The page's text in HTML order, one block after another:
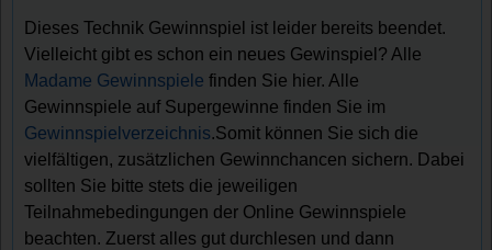
Dieses Technik Gewinnspiel ist leider bereits beendet.
Vielleicht gibt es schon ein neues Gewinspiel? Alle
Madame Gewinnspiele finden Sie hier. Alle
Gewinnspiele auf Supergewinne finden Sie im
Gewinnspielverzeichnis.Somit können Sie sich die
vielfältigen, zusätzlichen Gewinnchancen sichern. Dabei
sollten Sie bitte stets die jeweiligen
Teilnahmebedingungen der Online Gewinnspiele
beachten. Zuerst alles gut durchlesen und dann